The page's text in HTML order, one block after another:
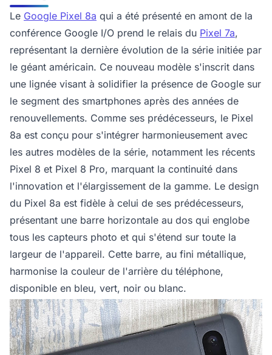
Le Google Pixel 8a qui a été présenté en amont de la
conférence Google I/O prend le relais du Pixel 7a,
représentant la dernière évolution de la série initiée par
le géant américain. Ce nouveau modèle s'inscrit dans
une lignée visant à solidifier la présence de Google sur
le segment des smartphones après des années de
renouvellements. Comme ses prédécesseurs, le Pixel
8a est conçu pour s'intégrer harmonieusement avec
les autres modèles de la série, notamment les récents
Pixel 8 et Pixel 8 Pro, marquant la continuité dans
l'innovation et l'élargissement de la gamme. Le design
du Pixel 8a est fidèle à celui de ses prédécesseurs,
présentant une barre horizontale au dos qui englobe
tous les capteurs photo et qui s'étend sur toute la
largeur de l'appareil. Cette barre, au fini métallique,
harmonise la couleur de l'arrière du téléphone,
disponible en bleu, vert, noir ou blanc.